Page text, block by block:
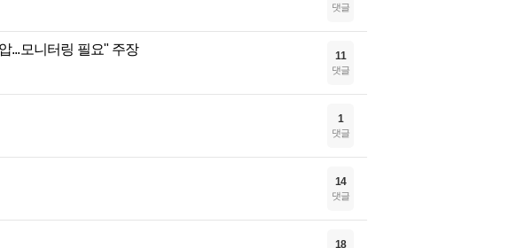
댓글
...모니터링 필요" 주장 11
댓글
1
댓글
14
댓글
18